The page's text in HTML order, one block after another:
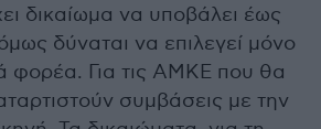
δικαίωμα να υποβάλει έως
δύναται να επιλεγεί μόνο
φορέα. Για τις ΑΜΚΕ που θα
συμβάσεις με την